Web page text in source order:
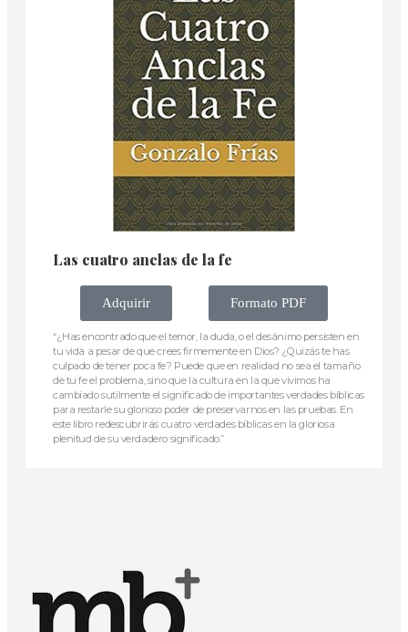
Las cuatro anclas de la fe
Adquirir Formato PDF
“¿Has encontrado que el temor, la duda, o el desánimo persisten en
tu vida a pesar de que crees firmemente en Dios? ¿Quizás te has
culpado de tener poca fe? Puede que en realidad no sea el tamaño
de tu fe el problema, sino que la cultura en la que vivimos ha
cambiado sutilmente el significado de importantes verdades bíblicas
para restarle su glorioso poder de preservarnos en las pruebas. En
este libro redescubrirás cuatro verdades bíblicas en la gloriosa
plenitud de su verdadero significado.”